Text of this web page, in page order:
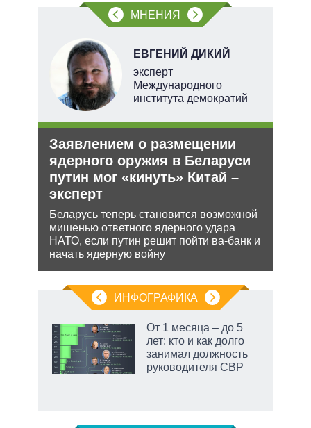
МНЕНИЯ
ЕВГЕНИЙ ДИКИЙ
эксперт
Международного
института демократий
Заявлением о размещении
ядерного оружия в Беларуси
путин мог «кинуть» Китай –
эксперт
Беларусь теперь становится возможной
мишенью ответного ядерного удара
НАТО, если путин решит пойти ва-банк и
начать ядерную войну
ИНФОГРАФИКА
От 1 месяца – до 5
лет: кто и как долго
занимал должность
руководителя СВР